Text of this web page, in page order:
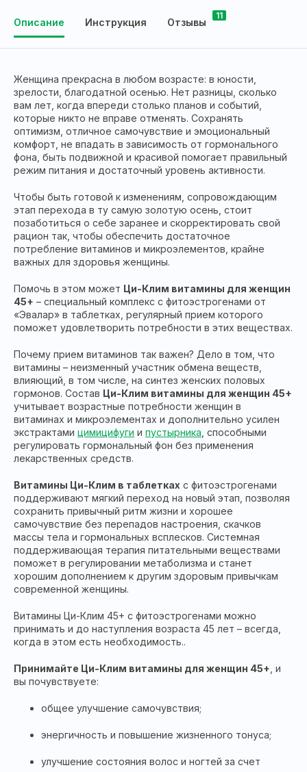
Описание Инструкция Отзывы
11
Женщина прекрасна в любом возрасте: в юности,
зрелости, благодатной осенью. Нет разницы, сколько
вам лет, когда впереди столько планов и событий,
которые никто не вправе отменять. Сохранять
оптимизм, отличное самочувствие и эмоциональный
комфорт, не впадать в зависимость от гормонального
фона, быть подвижной и красивой помогает правильный
режим питания и достаточный уровень активности.
Чтобы быть готовой к изменениям, сопровождающим
этап перехода в ту самую золотую осень, стоит
позаботиться о себе заранее и скорректировать свой
рацион так, чтобы обеспечить достаточное
потребление витаминов и микроэлементов, крайне
важных для здоровья женщины.
Помочь в этом может Ци-Клим витамины для женщин
45+ – специальный комплекс с фитоэстрогенами от
«Эвалар» в таблетках, регулярный прием которого
поможет удовлетворить потребности в этих веществах.
Почему прием витаминов так важен? Дело в том, что
витамины – неизменный участник обмена веществ,
влияющий, в том числе, на синтез женских половых
гормонов. Состав Ци-Клим витамины для женщин 45+
учитывает возрастные потребности женщин в
витаминах и микроэлементах и дополнительно усилен
экстрактами цимицифуги и пустырника , способными
регулировать гормональный фон без применения
лекарственных средств.
Витамины Ци-Клим в таблетках с фитоэстрогенами
поддерживают мягкий переход на новый этап, позволяя
сохранить привычный ритм жизни и хорошее
самочувствие без перепадов настроения, скачков
массы тела и гормональных всплесков. Системная
поддерживающая терапия питательными веществами
поможет в регулировании метаболизма и станет
хорошим дополнением к другим здоровым привычкам
современной женщины.
Витамины Ци-Клим 45+ с фитоэстрогенами можно
принимать и до наступления возраста 45 лет – всегда,
когда в этом есть необходимость..
Принимайте Ци-Клим витамины для женщин 45+ , и
вы почувствуете:
общее улучшение самочувствия;
энергичность и повышение жизненного тонуса;
улучшение состояния волос и ногтей за счет